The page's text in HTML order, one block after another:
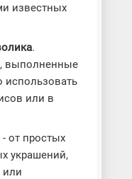
известных
.
выполненные
или в
- от простых
украшений,
или